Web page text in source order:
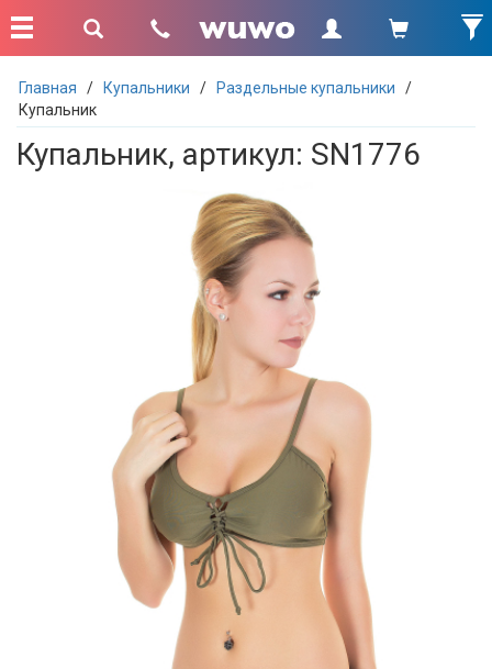
Главная / Купальники / Раздельные купальники
/
Купальник
Купальник, артикул: SN1776